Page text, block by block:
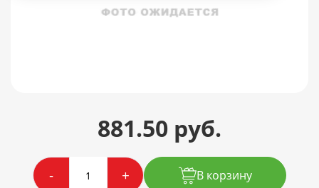
881.50 руб.
- +
В корзину